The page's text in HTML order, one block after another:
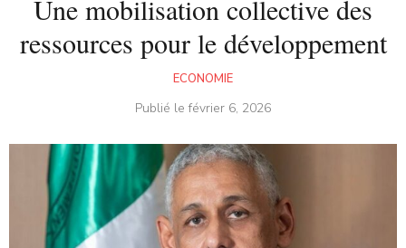
Une mobilisation collective des
ressources pour le développement
ECONOMIE
Publié lefévrier 6, 2026